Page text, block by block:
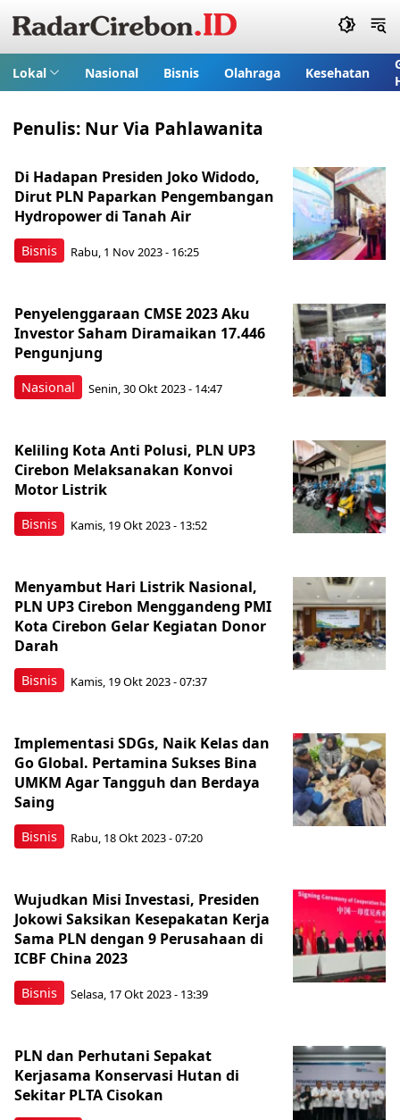
Lokal Nasional Bisnis Olahraga Kesehatan
Penulis: Nur Via Pahlawanita
Bisnis
Di Hadapan Presiden Joko Widodo,
Dirut PLN Paparkan Pengembangan
Hydropower di Tanah Air
Rabu, 1 Nov 2023 - 16:25
Nasional
Penyelenggaraan CMSE 2023 Aku
Investor Saham Diramaikan 17.446
Pengunjung
Senin, 30 Okt 2023 - 14:47
Bisnis
Keliling Kota Anti Polusi, PLN UP3
Cirebon Melaksanakan Konvoi
Motor Listrik
Kamis, 19 Okt 2023 - 13:52
Bisnis
Menyambut Hari Listrik Nasional,
PLN UP3 Cirebon Menggandeng PMI
Kota Cirebon Gelar Kegiatan Donor
Darah
Kamis, 19 Okt 2023 - 07:37
Bisnis
Implementasi SDGs, Naik Kelas dan
Go Global. Pertamina Sukses Bina
UMKM Agar Tangguh dan Berdaya
Saing
Rabu, 18 Okt 2023 - 07:20
Bisnis
Wujudkan Misi Investasi, Presiden
Jokowi Saksikan Kesepakatan Kerja
Sama PLN dengan 9 Perusahaan di
ICBF China 2023
Selasa, 17 Okt 2023 - 13:39
PLN dan Perhutani Sepakat
Kerjasama Konservasi Hutan di
Sekitar PLTA Cisokan